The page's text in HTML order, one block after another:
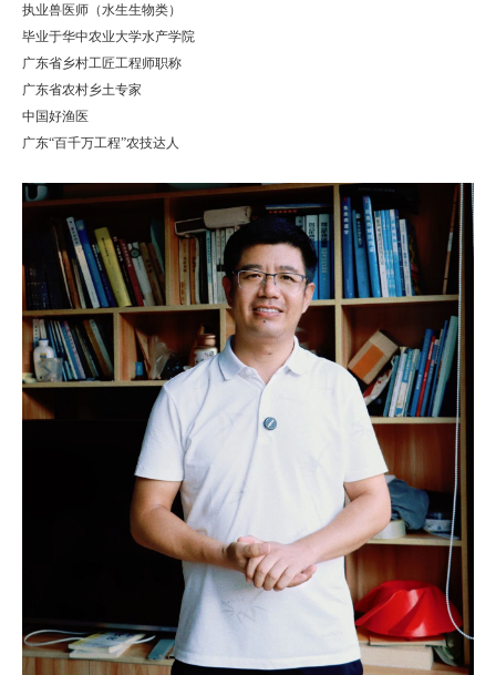
执业兽医师（水生生物类）
毕业于华中农业大学水产学院
广东省乡村工匠工程师职称
广东省农村乡土专家
中国好渔医
广东“百千万工程”农技达人